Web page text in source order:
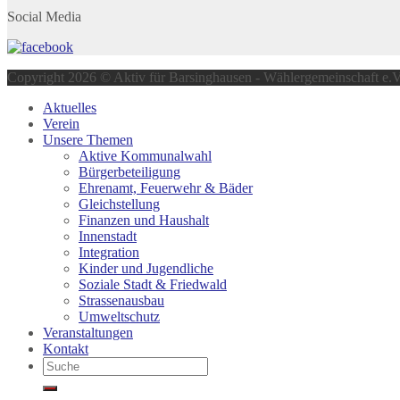
Social Media
Copyright 2026 © Aktiv für Barsinghausen - Wählergemeinschaft
Aktuelles
Verein
Unsere Themen
Aktive Kommunalwahl
Bürgerbeteiligung
Ehrenamt, Feuerwehr & Bäder
Gleichstellung
Finanzen und Haushalt
Innenstadt
Integration
Kinder und Jugendliche
Soziale Stadt & Friedwald
Strassenausbau
Umweltschutz
Veranstaltungen
Kontakt